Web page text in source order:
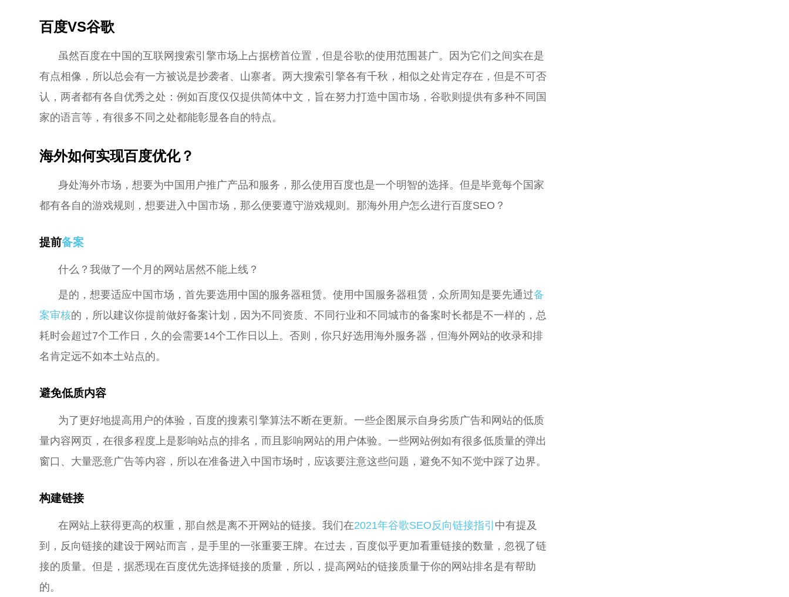
百度VS谷歌
虽然百度在中国的互联网搜索引擎市场上占据榜首位置，但是谷歌的使用范围甚广。因为它们之间实在是
有点相像，所以总会有一方被说是抄袭者、山寨者。两大搜索引擎各有千秋，相似之处肯定存在，但是不可否
认，两者都有各自优秀之处：例如百度仅仅提供简体中文，旨在努力打造中国市场，谷歌则提供有多种不同国
家的语言等，有很多不同之处都能彰显各自的特点。
海外如何实现百度优化？
身处海外市场，想要为中国用户推广产品和服务，那么使用百度也是一个明智的选择。但是毕竟每个国家
都有各自的游戏规则，想要进入中国市场，那么便要遵守游戏规则。那海外用户怎么进行百度SEO？
提前备案
什么？我做了一个月的网站居然不能上线？
是的，想要适应中国市场，首先要选用中国的服务器租赁。使用中国服务器租赁，众所周知是要先通过备
案审核的，所以建议你提前做好备案计划，因为不同资质、不同行业和不同城市的备案时长都是不一样的，总
耗时会超过7个工作日，久的会需要14个工作日以上。否则，你只好选用海外服务器，但海外网站的收录和排
名肯定远不如本土站点的。
避免低质内容
为了更好地提高用户的体验，百度的搜素引擎算法不断在更新。一些企图展示自身劣质广告和网站的低质
量内容网页，在很多程度上是影响站点的排名，而且影响网站的用户体验。一些网站例如有很多低质量的弹出
窗口、大量恶意广告等内容，所以在准备进入中国市场时，应该要注意这些问题，避免不知不觉中踩了边界。
构建链接
在网站上获得更高的权重，那自然是离不开网站的链接。我们在2021年谷歌SEO反向链接指引 中有提及
到，反向链接的建设于网站而言，是手里的一张重要王牌。在过去，百度似乎更加看重链接的数量，忽视了链
接的质量。但是，据悉现在百度优先选择链接的质量，所以，提高网站的链接质量于你的网站排名是有帮助
的。